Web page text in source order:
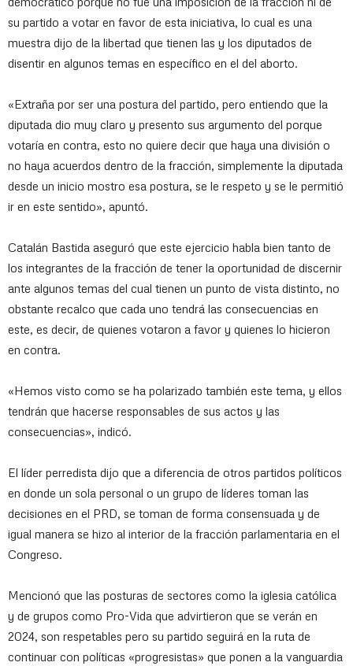
su partido a votar en favor de esta iniciativa, lo cual es una
muestra dijo de la libertad que tienen las y los diputados de
disentir en algunos temas en específico en el del aborto.
«Extraña por ser una postura del partido, pero entiendo que la
diputada dio muy claro y presento sus argumento del porque
votaría en contra, esto no quiere decir que haya una división o
no haya acuerdos dentro de la fracción, simplemente la diputada
desde un inicio mostro esa postura, se le respeto y se le permitió
ir en este sentido», apuntó.
Catalán Bastida aseguró que este ejercicio habla bien tanto de
los integrantes de la fracción de tener la oportunidad de discernir
ante algunos temas del cual tienen un punto de vista distinto, no
obstante recalco que cada uno tendrá las consecuencias en
este, es decir, de quienes votaron a favor y quienes lo hicieron
en contra.
«Hemos visto como se ha polarizado también este tema, y ellos
tendrán que hacerse responsables de sus actos y las
consecuencias», indicó.
El líder perredista dijo que a diferencia de otros partidos políticos
en donde un sola personal o un grupo de líderes toman las
decisiones en el PRD, se toman de forma consensuada y de
igual manera se hizo al interior de la fracción parlamentaria en el
Congreso.
Mencionó que las posturas de sectores como la iglesia católica
y de grupos como Pro-Vida que advirtieron que se verán en
2024, son respetables pero su partido seguirá en la ruta de
continuar con políticas «progresistas» que ponen a la vanguardia